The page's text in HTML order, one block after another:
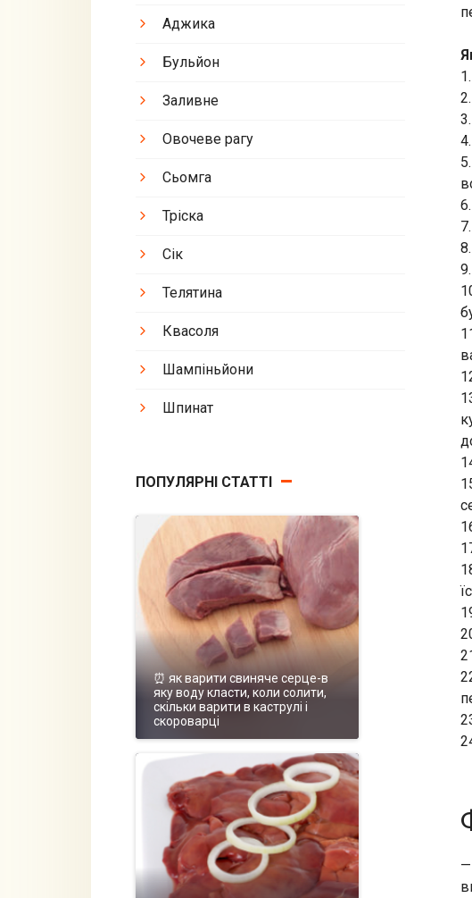
—
Аджика
Бульйон
Заливне
Овочеве рагу
Сьомга
Тріска
Сік
Телятина
Квасоля
Шампіньйони
Шпинат
ПОПУЛЯРНІ СТАТТІ
⏰ як варити свиняче серце-в
яку воду класти, коли солити,
скільки варити в каструлі і
скороварці